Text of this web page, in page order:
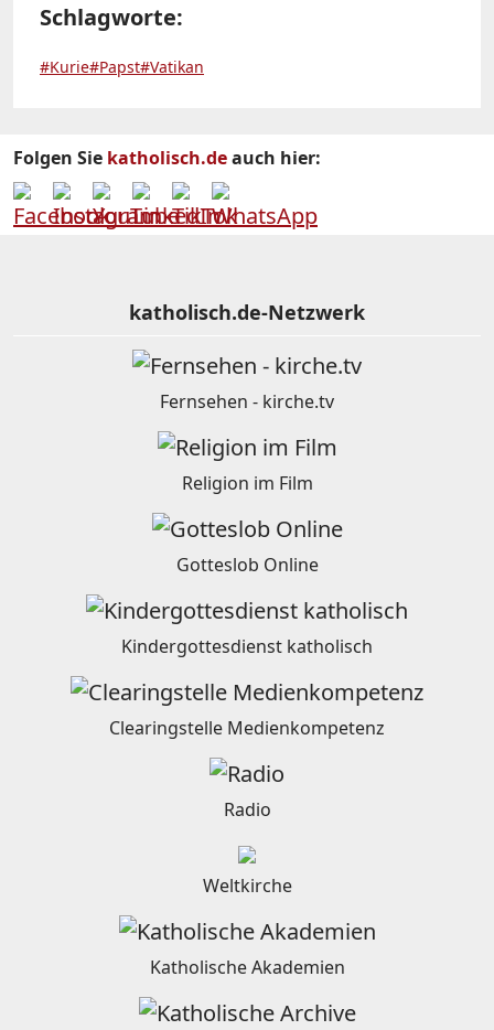
Schlagworte:
#Kurie#Papst#Vatikan
Folgen Sie katholisch.deauch hier:
katholisch.de-Netzwerk
Fernsehen - kirche.tv
Religion im Film
Gotteslob Online
Kindergottesdienst katholisch
Clearingstelle Medienkompetenz
Radio
Weltkirche
Katholische Akademien